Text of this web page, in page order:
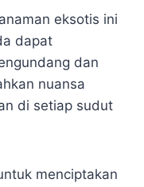
eksotis ini
dapat
dan
nuansa
di setiap sudut
menciptakan